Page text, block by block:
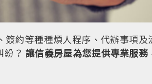
簽約等種種煩人程序、代辦事項及
紛？讓信義房屋為您提供專業服務